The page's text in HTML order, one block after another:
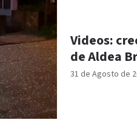
31 de Agosto de
Videos:
de Aldea